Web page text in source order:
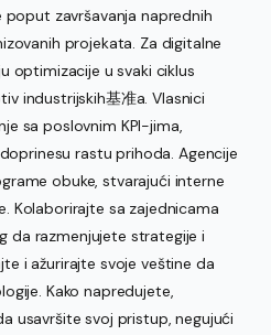
završavanja naprednih
projekata. Za digitalne
optimizacije u svaki ciklus
industrijskih基准a. Vlasnici
sa poslovnim KPI-jima,
rastu prihoda. Agencije
obuke, stvarajući interne
Kolaborirajte sa zajednicama
da razmenjujete strategije i
i ažurirajte svoje veštine da
Kako napredujete,
usavršite svoj pristup, negujući